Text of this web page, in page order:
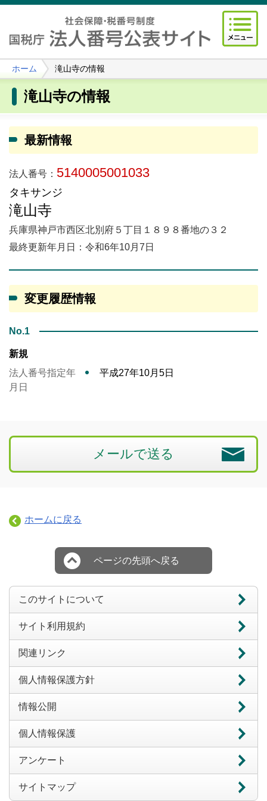
ホーム 滝山寺の情報
滝山寺の情報
最新情報
法人番号： 5140005001033
タキサンジ
滝山寺
兵庫県神戸市西区北別府５丁目１８９８番地の３２
最終更新年月日：令和6年10月7日
変更履歴情報
No.1
新規
法人番号指定年
月日
平成27年10月5日
メールで送る
ホームに戻る
ページの先頭へ戻る
このサイトについて
サイト利用規約
関連リンク
個人情報保護方針
情報公開
個人情報保護
アンケート
サイトマップ